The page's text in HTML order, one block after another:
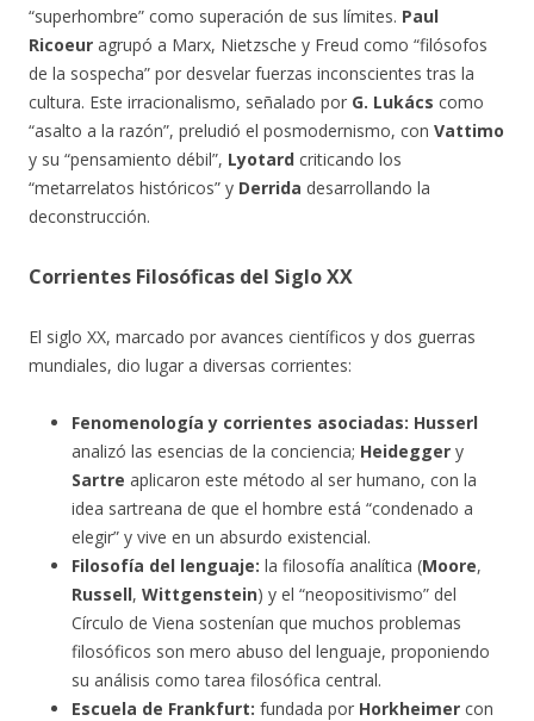
“superhombre” como superación de sus límites. Paul
Ricoeur agrupó a Marx, Nietzsche y Freud como “filósofos
de la sospecha” por desvelar fuerzas inconscientes tras la
cultura. Este irracionalismo, señalado por G. Lukács como
“asalto a la razón”, preludió el posmodernismo, con Vattimo
y su “pensamiento débil”, Lyotard criticando los
“metarrelatos históricos” y Derrida desarrollando la
deconstrucción.
Corrientes Filosóficas del Siglo XX
El siglo XX, marcado por avances científicos y dos guerras
mundiales, dio lugar a diversas corrientes:
Fenomenología y corrientes asociadas: Husserl
analizó las esencias de la conciencia; Heidegger y
Sartre aplicaron este método al ser humano, con la
idea sartreana de que el hombre está “condenado a
elegir” y vive en un absurdo existencial.
Filosofía del lenguaje: la filosofía analítica (Moore,
Russell, Wittgenstein) y el “neopositivismo” del
Círculo de Viena sostenían que muchos problemas
filosóficos son mero abuso del lenguaje, proponiendo
su análisis como tarea filosófica central.
Escuela de Frankfurt: fundada por Horkheimer con